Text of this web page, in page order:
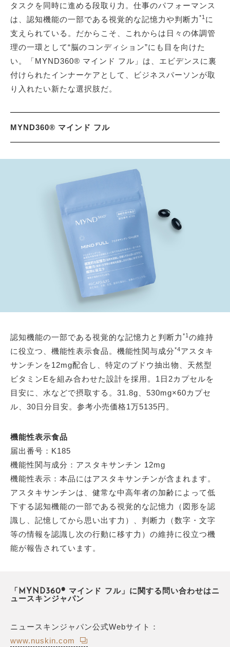
タスクを同時に進める段取り力。仕事のパフォーマンス
は、認知機能の一部である視覚的な記憶力や判断力 *1 に
支えられている。だからこそ、これからは日々の体調管
理の一環として“脳のコンディション”にも目を向けた
い。「MYND360® マインド フル」は、エビデンスに裏
付けられたインナーケアとして、ビジネスパーソンが取
り入れたい新たな選択肢だ。
MYND360® マインド フル
認知機能の一部である視覚的な記憶力と判断力 *1 の維持
に役立つ、機能性表示食品。機能性関与成分*4アスタキ
サンチンを12mg配合し、特定のブドウ抽出物、天然型
ビタミンEを組み合わせた設計を採用。1日2カプセルを
目安に、水などで摂取する。31.8g、530mg×60カプセ
ル、30日分目安。参考小売価格1万5135円。
機能性表示食品
届出番号：K185
機能性関与成分：アスタキサンチン 12mg
機能性表示：本品にはアスタキサンチンが含まれます。
アスタキサンチンは、健常な中高年者の加齢によって低
下する認知機能の一部である視覚的な記憶力（図形を認
識し、記憶してから思い出す力）、判断力（数字・文字
等の情報を認識し次の行動に移す力）の維持に役立つ機
能が報告されています。
「MYND360® マインド フル」に関する問い合わせはニ
ュースキンジャパン
ニュースキンジャパン公式Webサイト：
www.nuskin.com